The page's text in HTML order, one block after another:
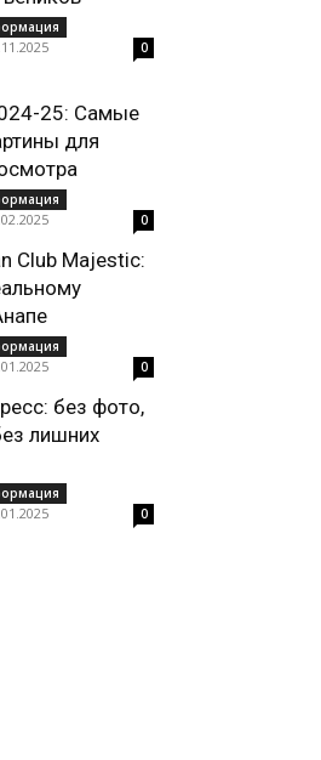
0
25: Самые
для
0
Club Majestic:
0
без фото,
лишних
0